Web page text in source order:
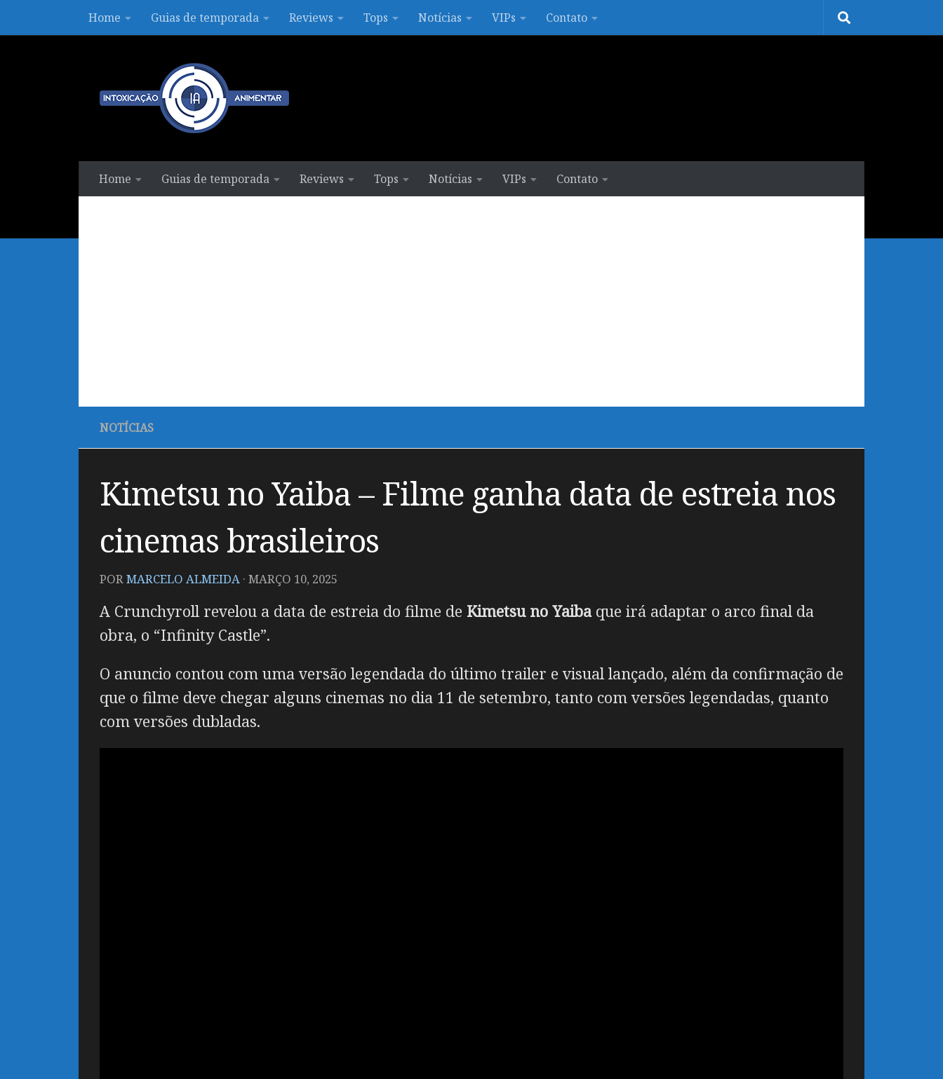
Skip to contentHome Guias de temporada Reviews Tops Notícias VIPs Contato
Home Guias de temporada Reviews Tops Notícias VIPs Contato
NOTÍCIAS
Kimetsu no Yaiba – Filme ganha data de estreia nos
cinemas brasileiros
PORMARCELO ALMEIDA · MARÇO 10, 2025
A Crunchyroll revelou a data de estreia do filme de Kimetsu no Yaibaque irá adaptar o arco final da
obra, o “Infinity Castle”.
O anuncio contou com uma versão legendada do último trailer e visual lançado, além da confirmação de
que o filme deve chegar alguns cinemas no dia 11 de setembro, tanto com versões legendadas, quanto
com versões dubladas.